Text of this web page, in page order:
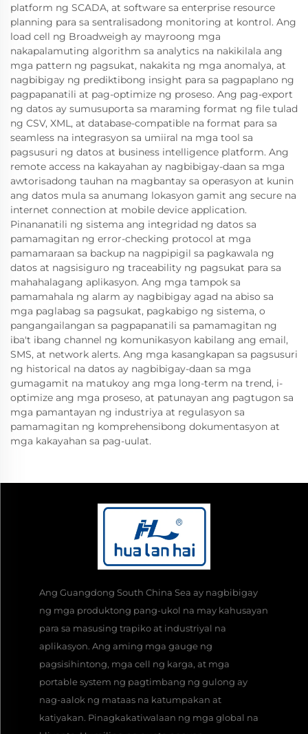
platform ng SCADA, at software sa enterprise resource
planning para sa sentralisadong monitoring at kontrol. Ang
load cell ng Broadweigh ay mayroong mga
nakapalamuting algorithm sa analytics na nakikilala ang
mga pattern ng pagsukat, nakakita ng mga anomalya, at
nagbibigay ng prediktibong insight para sa pagpaplano ng
pagpapanatili at pag-optimize ng proseso. Ang pag-export
ng datos ay sumusuporta sa maraming format ng file tulad
ng CSV, XML, at database-compatible na format para sa
seamless na integrasyon sa umiiral na mga tool sa
pagsusuri ng datos at business intelligence platform. Ang
remote access na kakayahan ay nagbibigay-daan sa mga
awtorisadong tauhan na magbantay sa operasyon at kunin
ang datos mula sa anumang lokasyon gamit ang secure na
internet connection at mobile device application.
Pinananatili ng sistema ang integridad ng datos sa
pamamagitan ng error-checking protocol at mga
pamamaraan sa backup na nagpipigil sa pagkawala ng
datos at nagsisiguro ng traceability ng pagsukat para sa
mahahalagang aplikasyon. Ang mga tampok sa
pamamahala ng alarm ay nagbibigay agad na abiso sa
mga paglabag sa pagsukat, pagkabigo ng sistema, o
pangangailangan sa pagpapanatili sa pamamagitan ng
iba't ibang channel ng komunikasyon kabilang ang email,
SMS, at network alerts. Ang mga kasangkapan sa pagsusuri
ng historical na datos ay nagbibigay-daan sa mga
gumagamit na matukoy ang mga long-term na trend, i-
optimize ang mga proseso, at patunayan ang pagtugon sa
mga pamantayan ng industriya at regulasyon sa
pamamagitan ng komprehensibong dokumentasyon at
mga kakayahan sa pag-uulat.
Ang Guangdong South China Sea ay nagbibigay
ng mga produktong pang-ukol na may kahusayan
para sa masusing trapiko at industriyal na
aplikasyon. Ang aming mga gauge ng
pagsisihintong, mga cell ng karga, at mga
portable system ng pagtimbang ng gulong ay
nag-aalok ng mataas na katumpakan at
katiyakan. Pinagkakatiwalaan ng mga global na